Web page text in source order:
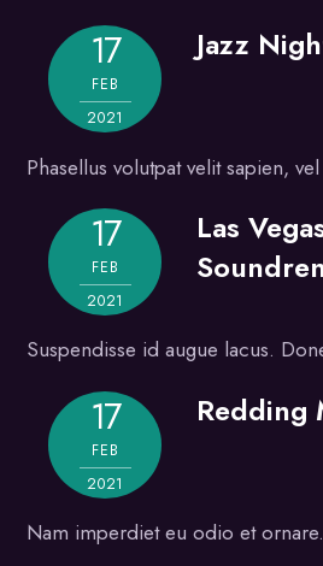
Gallery 17
FEB
2021
Jazz
Phasellus volutpat velit sapien,
Gallery 17
FEB
2021
Las
Suspendisse id augue lacus.
Gallery 17
FEB
2021
Redding
Nam imperdiet eu odio et